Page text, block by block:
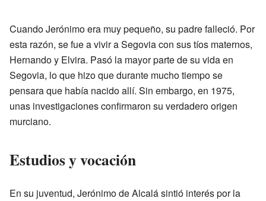
Cuando Jerónimo era muy pequeño, su padre falleció. Por
esta razón, se fue a vivir a Segovia con sus tíos maternos,
Hernando y Elvira. Pasó la mayor parte de su vida en
Segovia, lo que hizo que durante mucho tiempo se
pensara que había nacido allí. Sin embargo, en 1975,
unas investigaciones confirmaron su verdadero origen
murciano.
Estudios y vocación
En su juventud, Jerónimo de Alcalá sintió interés por la